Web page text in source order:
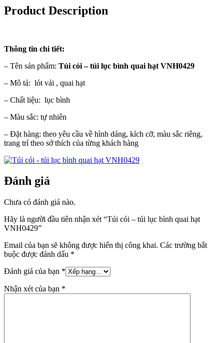
Product Description
Thông tin chi tiết:
– Tên sản phẩm: Túi cói – túi lục bình quai hạt VNH0429
– Mô tả: lót vải , quai hạt
– Chất liệu: lục bình
– Màu sắc: tự nhiên
– Đặt hàng: theo yêu cầu về hình dáng, kích cỡ, màu sắc riêng,
trang trí theo sở thích của từng khách hàng
Đánh giá
Chưa có đánh giá nào.
Hãy là người đầu tiên nhận xét “Túi cói – túi lục bình quai hạt
VNH0429”
Email của bạn sẽ không được hiển thị công khai. Các trường bắt
buộc được đánh dấu *
Đánh giá của bạn *
Nhận xét của bạn *